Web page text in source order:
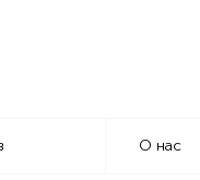
О нас